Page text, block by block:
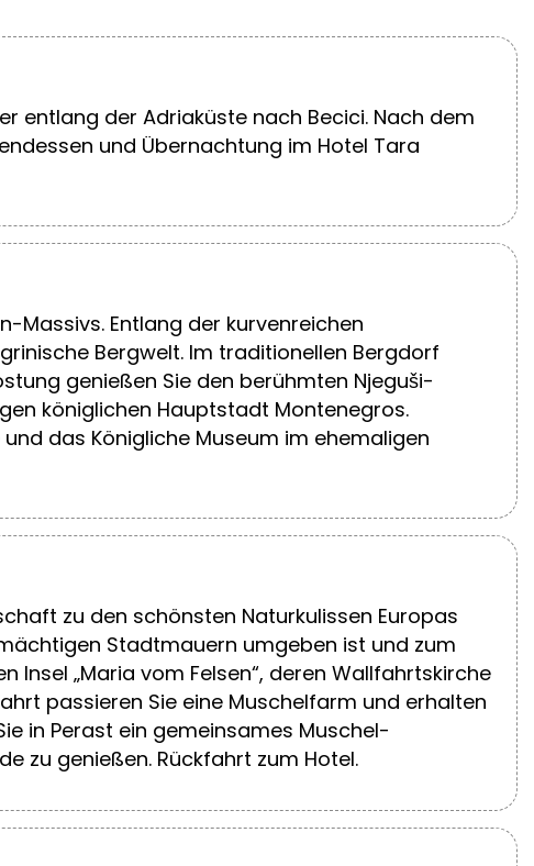
entlang der Adriaküste nach Becici. Nach dem
und Übernachtung im Hotel Tara
Massivs. Entlang der kurvenreichen
Bergwelt. Im traditionellen Bergdorf
genießen Sie den berühmten Njeguši-
königlichen Hauptstadt Montenegros.
das Königliche Museum im ehemaligen
zu den schönsten Naturkulissen Europas
Stadtmauern umgeben ist und zum
Insel „Maria vom Felsen“, deren Wallfahrtskirche
passieren Sie eine Muschelfarm und erhalten
in Perast ein gemeinsames Muschel-
zu genießen. Rückfahrt zum Hotel.